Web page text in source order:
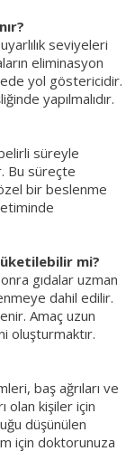
seviyeleri
eliminasyon
yol göstericidir.
yapılmalıdır.
süreyle
Bu süreçte
bir beslenme
mi?
gıdalar uzman
dahil edilir.
Amaç uzun
oluşturmaktır.
baş ağrıları ve
olan kişiler için
düşünülen
için doktorunuza